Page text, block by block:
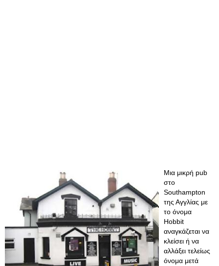
Μια μικρή pub
στο
Southampton
της Αγγλίας με
το όνομα
Hobbit
αναγκάζεται να
κλείσει ή να
αλλάξει τελείως
όνομα μετά